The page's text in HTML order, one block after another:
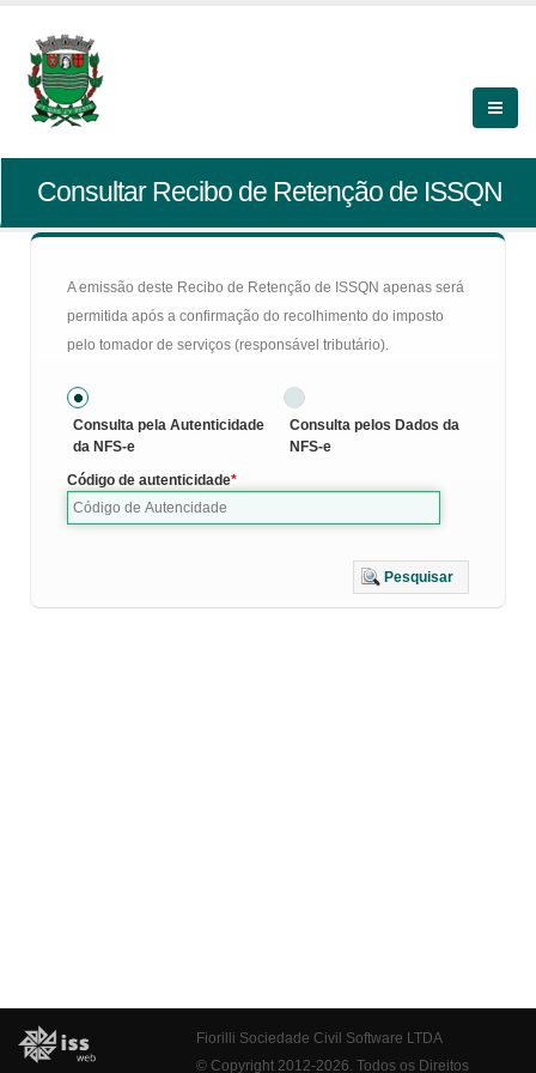
Consultar Recibo de Retenção de ISSQN
A emissão deste Recibo de Retenção de ISSQN apenas será
permitida após a confirmação do recolhimento do imposto
pelo tomador de serviços (responsável tributário).
Consulta pela Autenticidade
da NFS-e
Consulta pelos Dados da
NFS-e
Código de autenticidade
Pesquisar
Fiorilli Sociedade Civil Software LTDA
© Copyright 2012-2026. Todos os Direitos